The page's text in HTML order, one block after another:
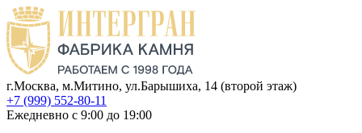
г.Москва, м.Митино, ул.Барышиха, 14 (второй этаж)
+7 (999) 552-80-11
Ежедневно с 9:00 до 19:00